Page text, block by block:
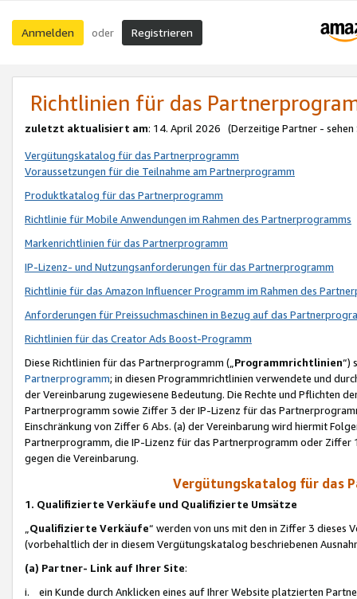
Anmelden oder Registrieren
Richtlinien für das
zuletzt aktualisiert am: 14. April 2026 (Derzeitige Partner - sehen
Vergütungskatalog für das Partnerprogramm
Voraussetzungen für die Teilnahme am Partnerprogramm
Produktkatalog für das Partnerprogramm
Richtlinie für Mobile Anwendungen im Rahmen des Partnerprogramms
Markenrichtlinien für das Partnerprogramm
IP-Lizenz- und Nutzungsanforderungen für das Partnerprogramm
Richtlinie für das Amazon Influencer Programm im Rahmen des
Anforderungen für Preissuchmaschinen in Bezug auf das
Richtlinien für das Creator Ads Boost-Programm
Diese Richtlinien für das Partnerprogramm („Programmrichtlinien“)
Partnerprogramm; in diesen Programmrichtlinien verwendete und
der Vereinbarung zugewiesene Bedeutung. Die Rechte und Pflichten
Partnerprogramm sowie Ziffer 3 der IP-Lizenz für das
Einschränkung von Ziffer 6 Abs. (a) der Vereinbarung wird hiermit
Partnerprogramm, die IP-Lizenz für das Partnerprogramm oder
gegen die Vereinbarung.
Vergütungskatalog für das
1. Qualifizierte Verkäufe und Qualifizierte Umsätze
Qualifizierte Verkäufe“ werden von uns mit den in Ziffer 3
(vorbehaltlich der in diesem Vergütungskatalog beschriebenen
(a) Partner- Link auf Ihrer Site:
i. ein Kunde durch Anklicken eines auf Ihrer Website platzierten